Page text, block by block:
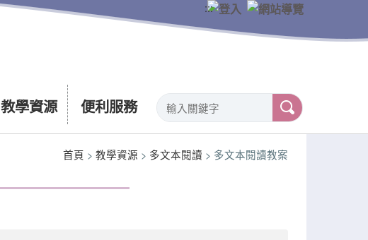
:::
教學資源 便利服務
首頁 > 教學資源 > 多文本閱讀 > 多文本閱讀教案